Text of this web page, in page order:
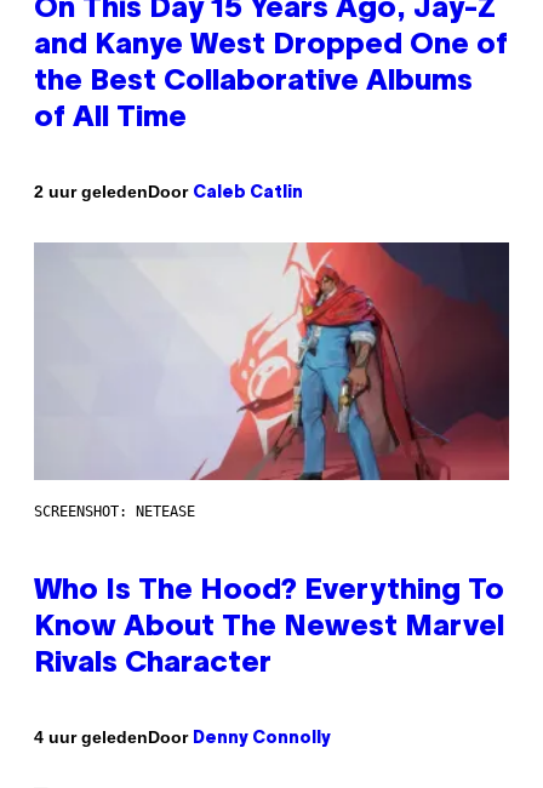
On This Day 15 Years Ago, Jay-Z
and Kanye West Dropped One of
the Best Collaborative Albums
of All Time
2 uur geledenDoor Caleb Catlin
SCREENSHOT: NETEASE
Who Is The Hood? Everything To
Know About The Newest Marvel
Rivals Character
4 uur geledenDoor Denny Connolly